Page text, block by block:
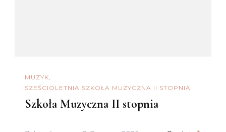
MUZYK
SZEŚCIOLETNIA SZKOŁA MUZYCZNA II STOPNIA
Szkoła Muzyczna II stopnia